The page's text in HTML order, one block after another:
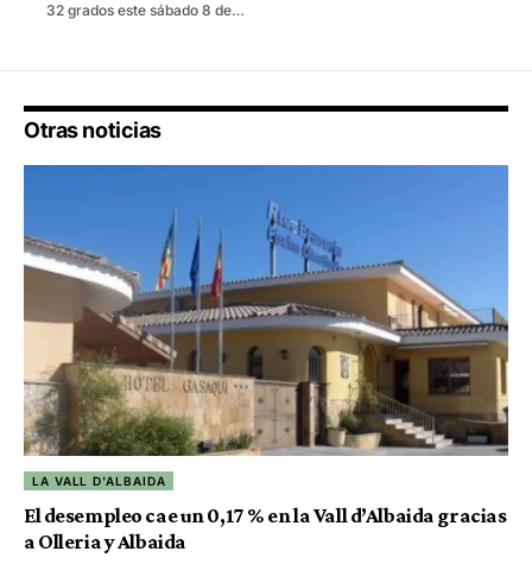
32 grados este sábado 8 de…
Otras noticias
LA VALL D'ALBAIDA
El desempleo cae un 0,17 % en la Vall d’Albaida gracias
a Olleria y Albaida